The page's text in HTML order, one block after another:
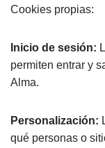
Cookies propias:
Inicio de sesión:
permiten entrar y
Alma.
Personalización:
qué personas o